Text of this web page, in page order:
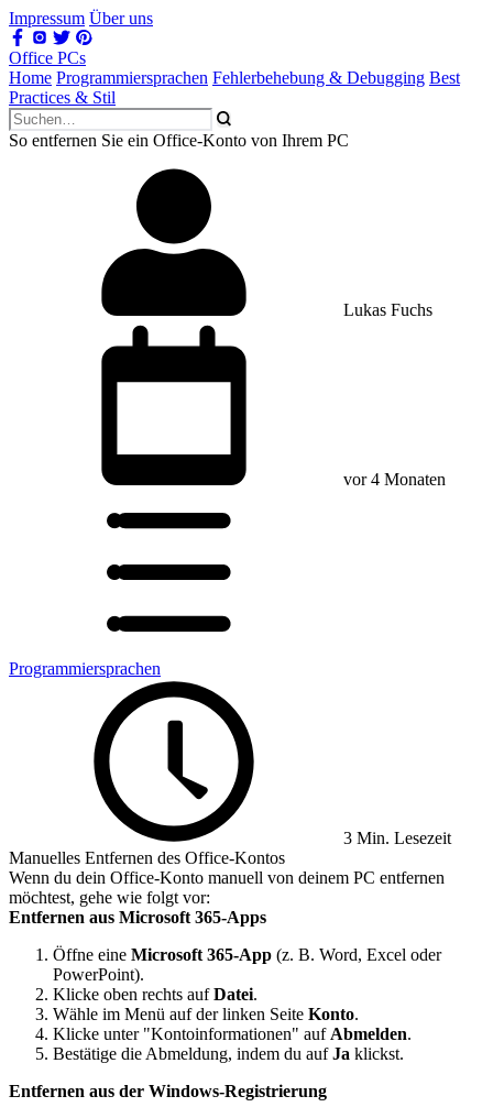
Impressum Über uns
Office PCs
Home Programmiersprachen Fehlerbehebung & Debugging Best
Practices & Stil
So entfernen Sie ein Office-Konto von Ihrem PC
Lukas Fuchs
vor 4 Monaten
Programmiersprachen
3 Min. Lesezeit
Manuelles Entfernen des Office-Kontos
Wenn du dein Office-Konto manuell von deinem PC entfernen
möchtest, gehe wie folgt vor:
Entfernen aus Microsoft 365-Apps
Öffne eine Microsoft 365-App (z. B. Word, Excel oder
PowerPoint).
Klicke oben rechts aufDatei.
Wähle im Menü auf der linken Seite Konto.
Klicke unter "Kontoinformationen" auf Abmelden.
Bestätige die Abmeldung, indem du aufJa klickst.
Entfernen aus der Windows-Registrierung